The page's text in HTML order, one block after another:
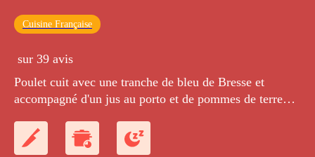
Cuisine Française
sur 39 avis
Poulet cuit avec une tranche de bleu de Bresse et
accompagné d'un jus au porto et de pommes de terre
nouveaux.